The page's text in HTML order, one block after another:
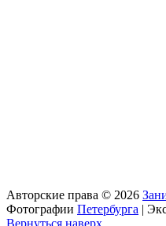
Авторские права © 2026
Фотографии Петербурга |